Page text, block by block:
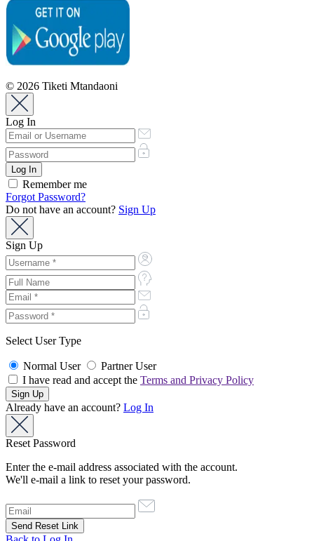
© 2026 Tiketi Mtandaoni
Log In
Remember me
Forgot Password?
Do not have an account? Sign Up
Sign Up
Select User Type
Normal User
Partner User
I have read and accept the Terms and Privacy Policy
Already have an account? Log In
Reset Password
Enter the e-mail address associated with the account.
We'll e-mail a link to reset your password.